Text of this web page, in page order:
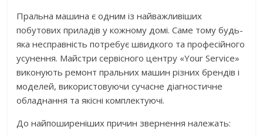
Пральна машина є одним із найважливіших
побутових приладів у кожному домі. Саме тому будь-
яка несправність потребує швидкого та професійного
усунення. Майстри сервісного центру «Your Service»
виконують ремонт пральних машин різних брендів і
моделей, використовуючи сучасне діагностичне
обладнання та якісні комплектуючі.
До найпоширеніших причин звернення належать: